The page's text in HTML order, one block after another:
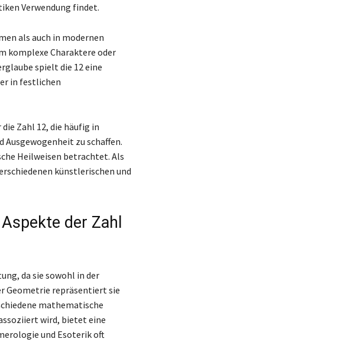
Verwendung findet.
als auch in modernen
komplexe Charaktere oder
spielt die 12 eine
in festlichen
Zahl 12, die häufig in
zu schaffen.
Heilweisen betrachtet. Als
künstlerischen und
der Zahl
da sie sowohl in der
Geometrie repräsentiert sie
mathematische
wird, bietet eine
und Esoterik oft